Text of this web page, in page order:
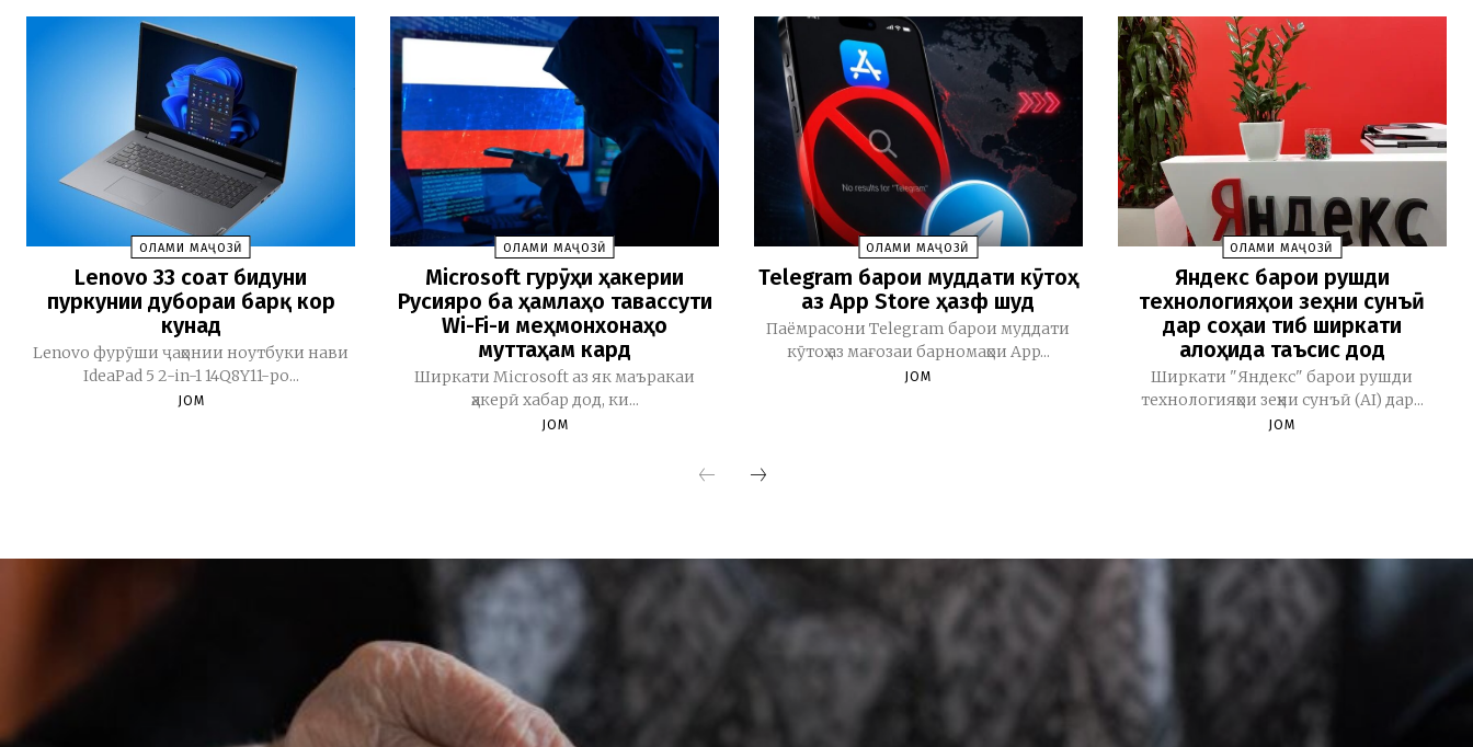
ОЛАМИ МАҶОЗӢ
Lenovo 33 соат бидуни
пуркунии дубораи барқ кор
кунад
Lenovo фурӯши ҷаҳонии ноутбуки нави
IdeaPad 5 2-in-1 14Q8Y11-ро...
JOM
ОЛАМИ МАҶОЗӢ
Microsoft гурӯҳи ҳакерии
Русияро ба ҳамлаҳо тавассути
Wi-Fi-и меҳмонхонаҳо
муттаҳам кард
Ширкати Microsoft аз як маъракаи
ҳакерӣ хабар дод, ки...
JOM
ОЛАМИ МАҶОЗӢ
Telegram барои муддати кӯтоҳ
аз App Store ҳазф шуд
Паёмрасони Telegram барои муддати
кӯтоҳ аз мағозаи барномаҳои App...
JOM
ОЛАМИ МАҶОЗӢ
Яндекс барои рушди
технологияҳои зеҳни сунъӣ
дар соҳаи тиб ширкати
алоҳида таъсис дод
Ширкати "Яндекс" барои рушди
технологияҳои зеҳни сунъӣ (AI) дар...
JOM